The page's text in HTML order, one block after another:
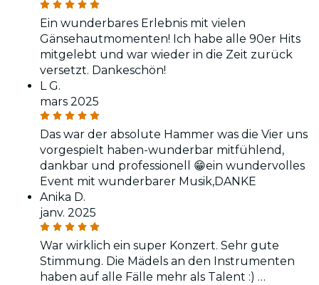
Ein wunderbares Erlebnis mit vielen
Gänsehautmomenten! Ich habe alle 90er Hits
mitgelebt und war wieder in die Zeit zurück
versetzt. Dankeschön!
L G.
mars 2025
Das war der absolute Hammer was die Vier uns
vorgespielt haben-wunderbar mitfühlend,
dankbar und professionell 😁ein wundervolles
Event mit wunderbarer Musik,DANKE
Anika D.
janv. 2025
War wirklich ein super Konzert. Sehr gute
Stimmung. Die Mädels an den Instrumenten
haben auf alle Fälle mehr als Talent :) …